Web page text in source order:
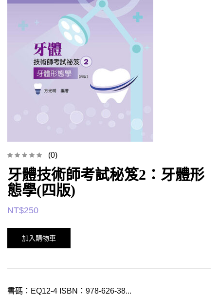
(0)
牙體技術師考試秘笈2：牙體形
態學(四版)
NT$250
加入購物車
書碼：EQ12-4 ISBN：978-626-38...